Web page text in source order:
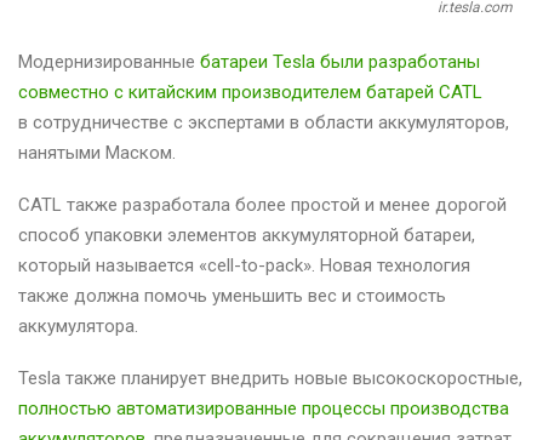
ir.tesla.com
Модернизированные батареи Tesla были разработаны
совместно с китайским производителем батарей CATL
в сотрудничестве с экспертами в области аккумуляторов,
нанятыми Маском.
CATL также разработала более простой и менее дорогой
способ упаковки элементов аккумуляторной батареи,
который называется «cell-to-pack». Новая технология
также должна помочь уменьшить вес и стоимость
аккумулятора.
Tesla также планирует внедрить новые высокоскоростные,
полностью автоматизированные процессы производства